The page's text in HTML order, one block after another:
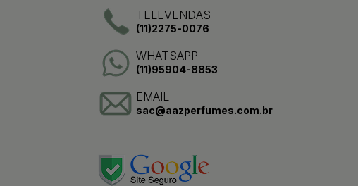
TELEVENDAS
(11)2275-0076
WHATSAPP
(11)95904-8853
EMAIL
sac@aazperfumes.com.br